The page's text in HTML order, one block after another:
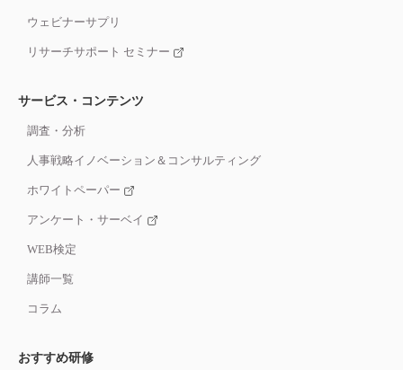
ウェビナーサプリ
リサーチサポート セミナー
サービス・コンテンツ
調査・分析
人事戦略イノベーション＆コンサルティング
ホワイトペーパー
アンケート・サーベイ
WEB検定
講師一覧
コラム
おすすめ研修